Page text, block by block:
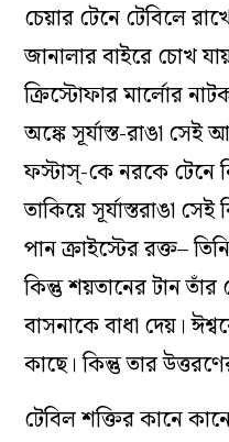
চেয়ার টেনে টেবিলে
জানালার বাইরে চোখ
ক্রিস্টোফার মার্লোর
অঙ্কে সূর্যাস্ত-রাঙা
ফস্টাস্‌-কে নরকে টেনে
তাকিয়ে সূর্যাস্তরাঙা
পান ক্রাইস্টের রক্ত–
কিন্তু শয়তানের টান তাঁর
বাসনাকে বাধা দেয়।
কাছে। কিন্তু তার
টেবিল শক্তির কানে